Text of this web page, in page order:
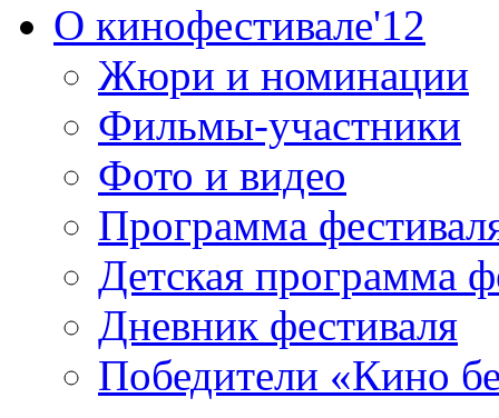
О кинофестивале'12
Жюри и номинации
Фильмы-участники
Фото и видео
Программа
Детская программа
Дневник фестиваля
Победители «Кино